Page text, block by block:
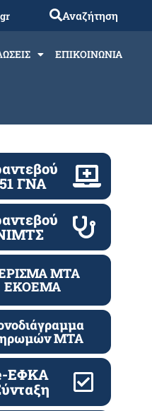
Αναζήτηση
ΕΠΙΚΟΙΝΩΝΙΑ
ΓΝΑ
ΜΤΑ
ΕΚΟΕΜΑ
ΜΤΑ
ΕΦΚΑ